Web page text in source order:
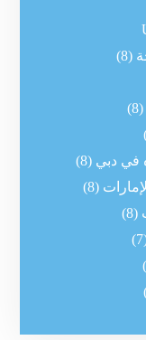
(8)
(8)
في دبي (8)
(8)
(8)